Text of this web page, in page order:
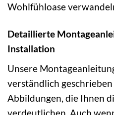
Wohlfühloase
Detaillierte
Installation
Unsere
verständlich
Abbildungen, die Ihnen
verdeutlichen. Auch